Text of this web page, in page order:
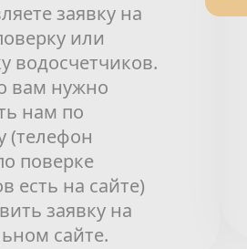
заявку на
или
водосчетчиков.
вам нужно
нам по
(телефон
поверке
есть на сайте)
заявку на
сайте.